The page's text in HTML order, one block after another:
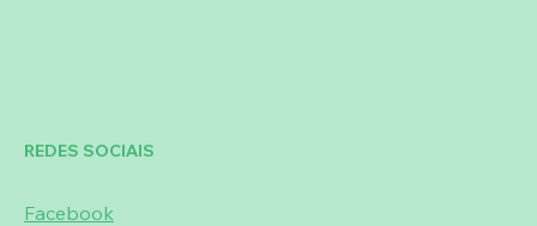
REDES SOCIAIS
Facebook